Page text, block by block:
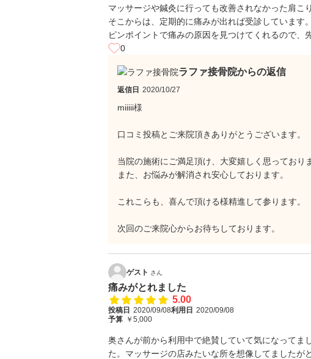
マッサージや鍼灸に行っても改善されなかった肩こ
そこからは、定期的に痛みが出れば受診しています。
ピンポイントで痛みの原因を見つけてくれるので、
0
ラファ接骨院からの返信
返信日 2020/10/27
miiiii様
口コミ投稿とご来院頂きありがとうございます。
当院の施術にご満足頂け、大変嬉しく思っており
また、お悩みが解消され安心しております。
これこらも、喜んで頂ける様精進して参ります。
次回のご来院心からお待ちしております。
ゲスト さん
痛みがとれました
5.00
投稿日 2020/09/08利用日 2020/09/08
予算 ￥5,000
奥さんが前から利用中で絶賛していて気になってま
た。マッサージの店みたいな所を想像してましたが